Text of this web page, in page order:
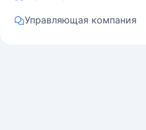
Управляющая компания